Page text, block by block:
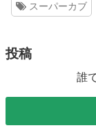
スーパーカブ
投稿
誰